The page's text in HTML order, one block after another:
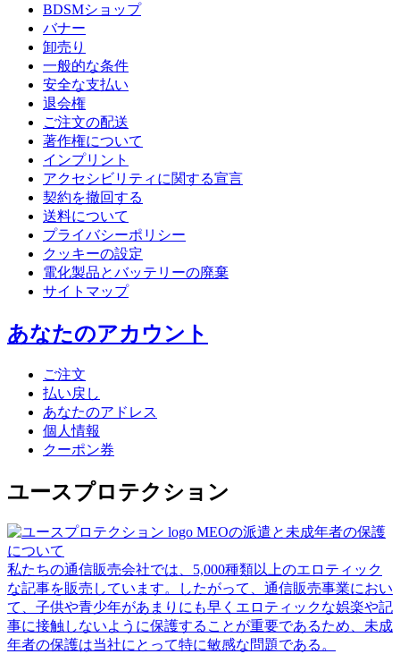
BDSMショップ
バナー
卸売り
一般的な条件
安全な支払い
退会権
ご注文の配送
著作権について
インプリント
アクセシビリティに関する宣言
契約を撤回する
送料について
プライバシーポリシー
クッキーの設定
電化製品とバッテリーの廃棄
サイトマップ
あなたのアカウント
ご注文
払い戻し
あなたのアドレス
個人情報
クーポン券
ユースプロテクション
MEOの派遣と未成年者の保護
について
私たちの通信販売会社では、5,000種類以上のエロティック
な記事を販売しています。したがって、通信販売事業におい
て、子供や青少年があまりにも早くエロティックな娯楽や記
事に接触しないように保護することが重要であるため、未成
年者の保護は当社にとって特に敏感な問題である。